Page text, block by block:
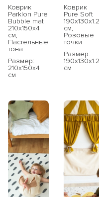
Коврик
Parklon Pure
Bubble mat
210х150х4
см,
Пастельные
тона
Размер:
210x150x4
см
Коврик
Pure Soft
190x130x1.2
см,
Розовые
точки
Размер:
190x130x1.2
см